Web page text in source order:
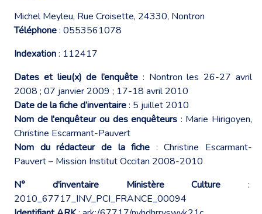
Michel Meyleu, Rue Croisette, 24330, Nontron
Téléphone: 0553561078
Indexation: 112417
Dates et lieu(x) de l’enquête : Nontron les 26-27 avril
2008 ; 07 janvier 2009 ; 17-18 avril 2010
Date de la fiche d’inventaire: 5 juillet 2010
Nom de l'enquêteur ou des enquêteurs : Marie Hirigoyen,
Christine Escarmant-Pauvert
Nom du rédacteur de la fiche : Christine Escarmant-
Pauvert – Mission Institut Occitan 2008-2010
N° d'inventaire Ministère Culture :
2010_67717_INV_PCI_FRANCE_00094